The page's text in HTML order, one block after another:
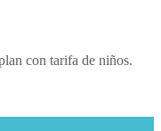
con tarifa de niños.